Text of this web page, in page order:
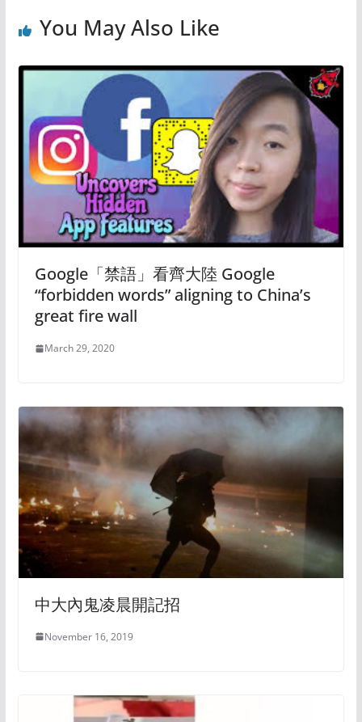
You May Also Like
Google「禁語」看齊大陸 Google
“forbidden words” aligning to China’s
great fire wall
March 29, 2020
中大內鬼凌晨開記招
November 16, 2019